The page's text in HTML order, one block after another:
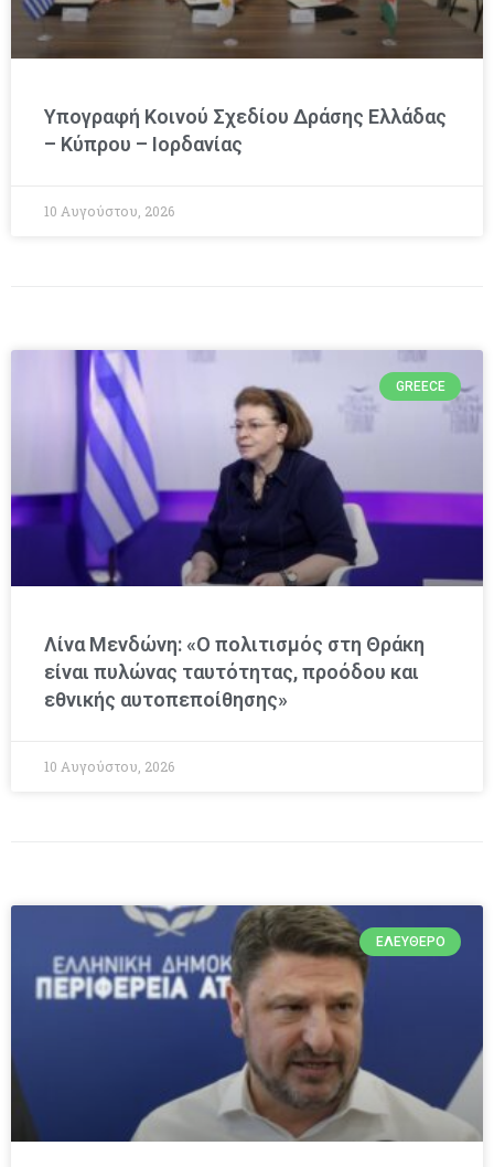
Υπογραφή Κοινού Σχεδίου Δράσης Ελλάδας
– Κύπρου – Ιορδανίας
10 Αυγούστου, 2026
GREECE
Λίνα Μενδώνη: «Ο πολιτισμός στη Θράκη
είναι πυλώνας ταυτότητας, προόδου και
εθνικής αυτοπεποίθησης»
10 Αυγούστου, 2026
ΕΛΕΎΘΕΡΟ